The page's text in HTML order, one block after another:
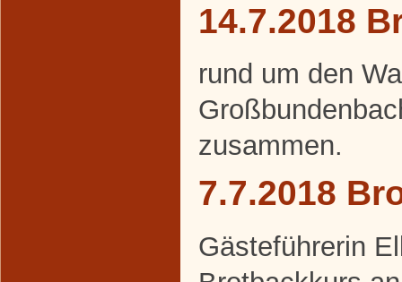
14.7.2018
rund um den
zusammen.
7.7.2018
Gästeführerin